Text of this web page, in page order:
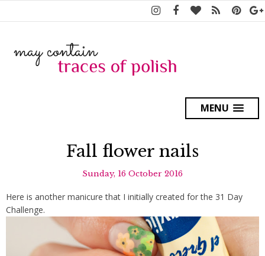
MENU
Fall flower nails
Sunday, 16 October 2016
Here is another manicure that I initially created for the 31 Day
Challenge.